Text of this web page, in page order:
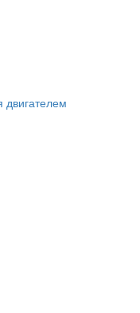
двигателем